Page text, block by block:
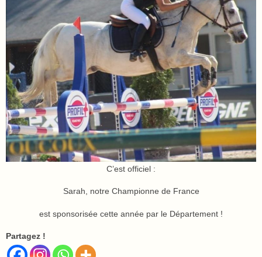
C’est officiel :
Sarah, notre Championne de France
est sponsorisée cette année par le Département !
Partagez !